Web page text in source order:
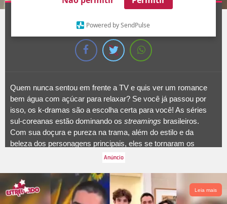
Powered by SendPulse
Divulgação
1/11
Quem nunca sentou em frente a TV e quis ver um romance
bem água com açúcar para relaxar? Se você já passou por
isso, os k-dramas são a escolha certa para você! As séries
sul-coreanas estão dominando os streamings brasileiros.
Com sua doçura e pureza na trama, além do estilo e da
beleza dos personagens principais, eles se tornaram os
queridinhos nas plataformas em pouco tempo. Exemplo disso
que cai na Coreia do Norte por acidente enquanto praticava
parapente. Ela é socorrida por um oficial do exército, que a
ajuda a se esconder e eventualmente retornar à terra natal. Os
Leia mais